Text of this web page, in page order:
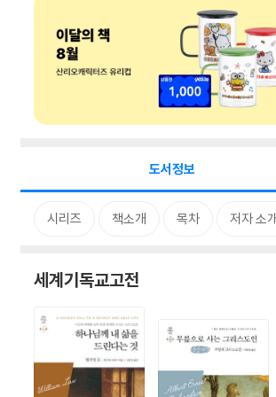
도서정보
시리즈 책소개 목차 저자 소
세계기독교고전